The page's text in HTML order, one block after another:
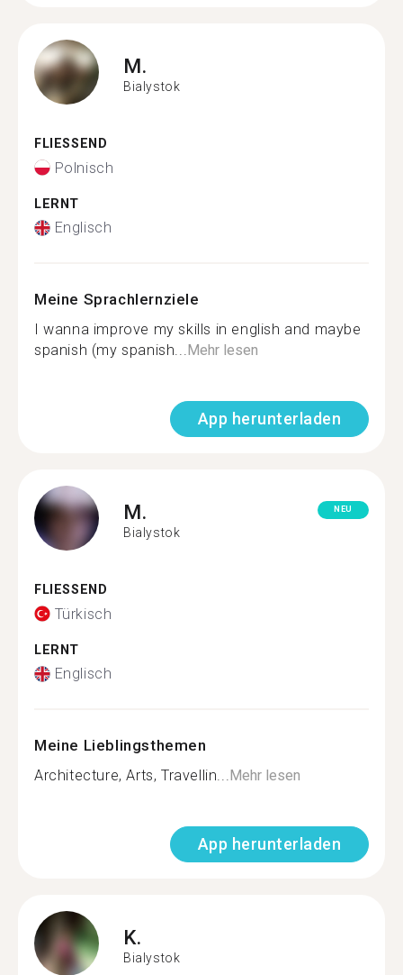
M.
Bialystok
FLIESSEND
Polnisch
LERNT
Englisch
Meine Sprachlernziele
I wanna improve my skills in english and maybe
spanish (my spanish...Mehr lesen
App herunterladen
M.
Bialystok
NEU
FLIESSEND
Türkisch
LERNT
Englisch
Meine Lieblingsthemen
Architecture, Arts, Travellin...Mehr lesen
App herunterladen
K.
Bialystok